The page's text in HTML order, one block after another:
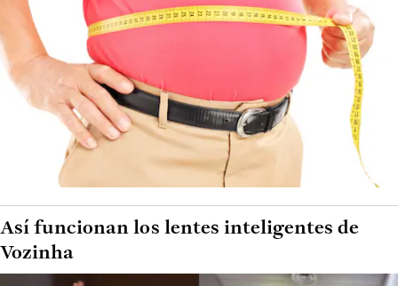
Así funcionan los lentes inteligentes de
Vozinha